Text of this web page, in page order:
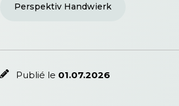
Perspektiv Handwierk
Publié le 01.07.2026